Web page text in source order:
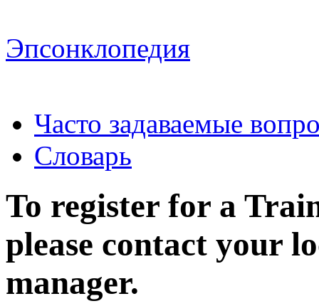
Эпсонклопедия
Часто задаваемые
Словарь
To register for a
please contact your
manager.